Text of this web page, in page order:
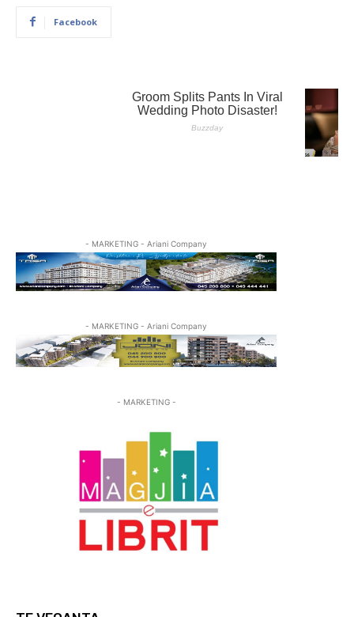
Facebook
- MARKETING - Ariani Company
- MARKETING - Ariani Company
- MARKETING -